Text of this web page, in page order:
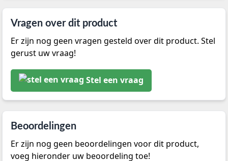
Vragen over dit product
Er zijn nog geen vragen gesteld over dit product. Stel
gerust uw vraag!
Stel een vraag
Beoordelingen
Er zijn nog geen beoordelingen voor dit product,
voeg hieronder uw beoordeling toe!